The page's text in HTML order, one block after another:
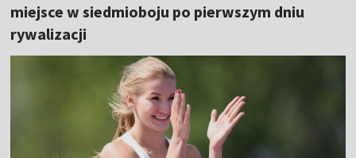
miejsce w siedmioboju po pierwszym dniu
rywalizacji